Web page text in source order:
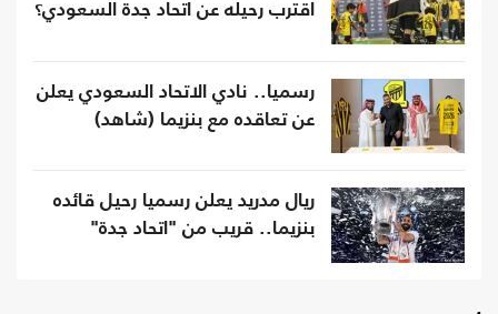
اقترب رحيله عن اتحاد جدة السعودي؟
رسميا.. نادي الاتحاد السعودي يعلن
عن تعاقده مع بنزيما (شاهد)
ريال مدريد يعلن رسميا رحيل قائده
بنزيما.. قريب من "اتحاد جدة"